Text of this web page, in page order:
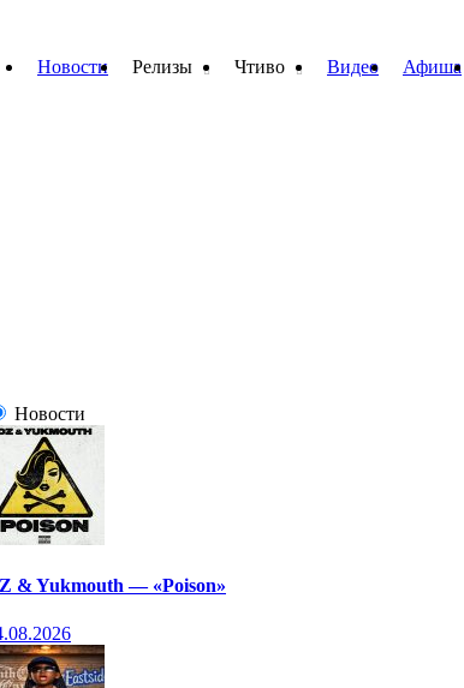
Новости Релизы Чтиво Видео Афиша
Новости
& Yukmouth — «Poison»